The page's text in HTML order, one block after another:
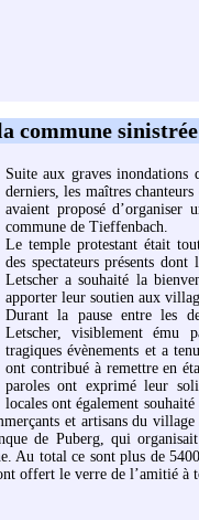
commune
Suite aux graves
derniers, les maîtres
avaient proposé
commune de Tieffenbach.
Le temple protestant était
des spectateurs présents
Letscher a souhaité la
apporter leur soutien aux
Durant la pause entre les
Letscher, visiblement ému
tragiques évènements et a
ont contribué à remettre en
paroles ont exprimé leur
locales ont également
et artisans du
de Puberg, qui
Au total ce sont plus de
offert le verre de l’amitié à